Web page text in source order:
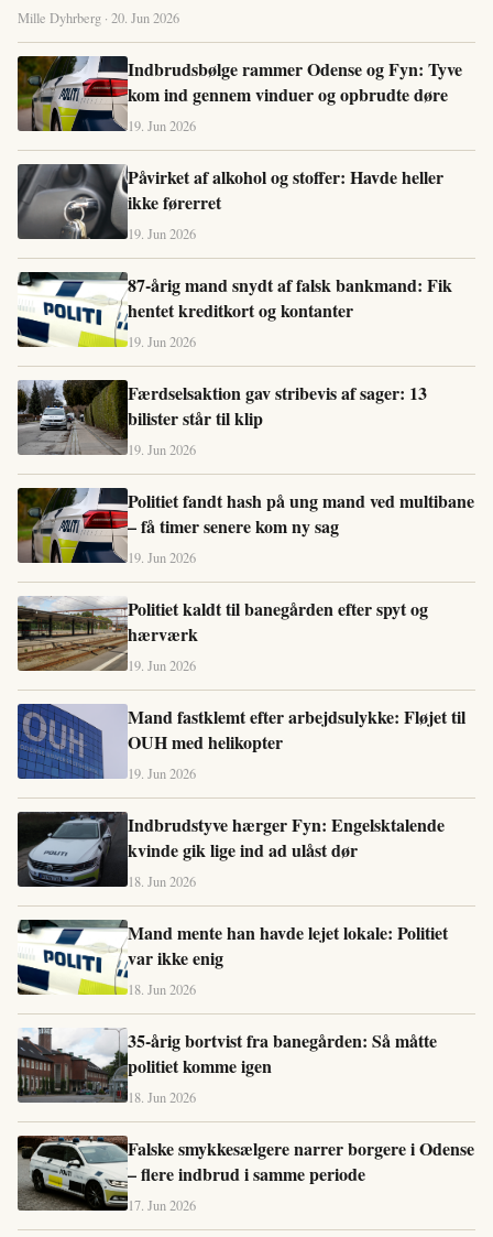
Mille Dyhrberg · 20. Jun 2026
Indbrudsbølge rammer Odense og Fyn: Tyve
kom ind gennem vinduer og opbrudte døre
19. Jun 2026
Påvirket af alkohol og stoffer: Havde heller
ikke førerret
19. Jun 2026
87-årig mand snydt af falsk bankmand: Fik
hentet kreditkort og kontanter
19. Jun 2026
Færdselsaktion gav stribevis af sager: 13
bilister står til klip
19. Jun 2026
Politiet fandt hash på ung mand ved multibane
– få timer senere kom ny sag
19. Jun 2026
Politiet kaldt til banegården efter spyt og
hærværk
19. Jun 2026
Mand fastklemt efter arbejdsulykke: Fløjet til
OUH med helikopter
19. Jun 2026
Indbrudstyve hærger Fyn: Engelsktalende
kvinde gik lige ind ad ulåst dør
18. Jun 2026
Mand mente han havde lejet lokale: Politiet
var ikke enig
18. Jun 2026
35-årig bortvist fra banegården: Så måtte
politiet komme igen
18. Jun 2026
Falske smykkesælgere narrer borgere i Odense
– flere indbrud i samme periode
17. Jun 2026